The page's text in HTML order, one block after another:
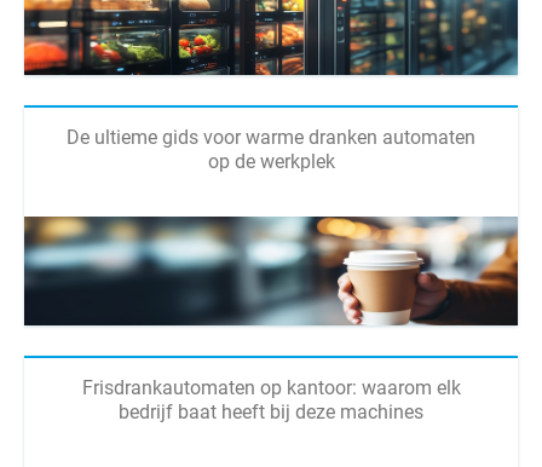
De ultieme gids voor warme dranken automaten
op de werkplek
Frisdrankautomaten op kantoor: waarom elk
bedrijf baat heeft bij deze machines